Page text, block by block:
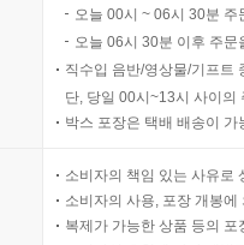
오늘 00시 ~ 06시 30분
오늘 06시 30분 이후 주
직수입 음반/영상물/기프트
단, 당일 00시~13시 사이의
박스 포장은 택배 배송이
소비자의 책임 있는 사유로
소비자의 사용, 포장 개봉
복제가 가능한 상품 등의